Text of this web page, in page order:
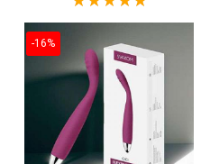
-16%